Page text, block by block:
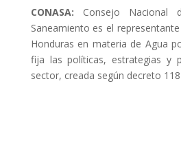
CONASA: Consejo Nacional
Saneamiento es el
Honduras en materia de Agua
fija las políticas, estrategias y
sector, creada según decreto